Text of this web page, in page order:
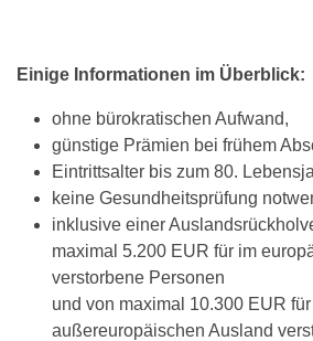
Einige Informationen im Überblick:
ohne bürokratischen Aufwand,
günstige Prämien bei frühem
Eintrittsalter bis zum 80.
keine Gesundheitsprüfung
inklusive einer
maximal 5.200 EUR für im
verstorbene Personen
und von maximal 10.300 EUR
außereuropäischen Ausland